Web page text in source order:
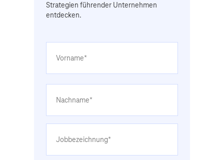
Strategien führender Unternehmen
entdecken.